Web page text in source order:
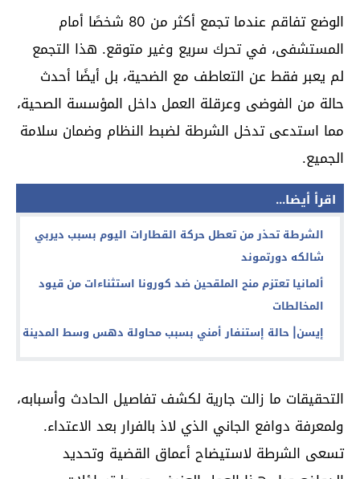
الوضع تفاقم عندما تجمع أكثر من 80 شخصًا أمام
المستشفى، في تحرك سريع وغير متوقع. هذا التجمع
لم يعبر فقط عن التعاطف مع الضحية، بل أيضًا أحدث
حالة من الفوضى وعرقلة العمل داخل المؤسسة الصحية،
مما استدعى تدخل الشرطة لضبط النظام وضمان سلامة
الجميع.
اقرأ أيضا...
الشرطة تحذر من تعطل حركة القطارات اليوم بسبب ديربي
شالكه دورتموند
ألمانيا تعتزم منح الملقحين ضد كورونا استثناءات من قيود
المخالطات
إيسن| حالة إستنفار أمني بسبب محاولة دهس وسط المدينة
التحقيقات ما زالت جارية لكشف تفاصيل الحادث وأسبابه،
ولمعرفة دوافع الجاني الذي لاذ بالفرار بعد الاعتداء.
تسعى الشرطة لاستيضاح أعماق القضية وتحديد